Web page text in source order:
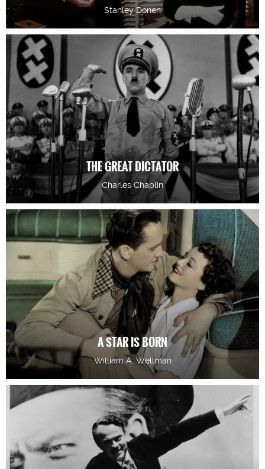
Stanley Donen
THE GREAT DICTATOR
Charles Chaplin
A STAR IS BORN
William A. Wellman